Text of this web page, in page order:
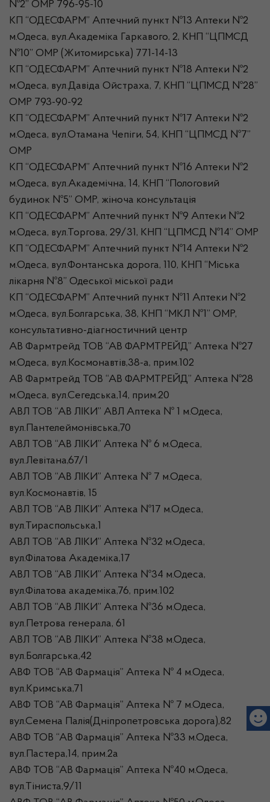
№2” ОМР 796-95-10
КП “ОДЕСФАРМ” Аптечний пункт №13 Аптеки №2
м.Одеса, вул.Академіка Гаркавого, 2, КНП “ЦПМСД
№10” ОМР (Житомирська) 771-14-13
КП “ОДЕСФАРМ” Аптечний пункт №18 Аптеки №2
м.Одеса, вул.Давіда Ойстраха, 7, КНП “ЦПМСД №28”
ОМР 793-90-92
КП “ОДЕСФАРМ” Аптечний пункт №17 Аптеки №2
м.Одеса, вул.Отамана Чепіги, 54, КНП “ЦПМСД №7”
ОМР
КП “ОДЕСФАРМ” Аптечний пункт №16 Аптеки №2
м.Одеса, вул.Академічна, 14, КНП “Пологовий
будинок №5” ОМР, жіноча консультація
КП “ОДЕСФАРМ” Аптечний пункт №9 Аптеки №2
м.Одеса, вул.Торгова, 29/31, КНП “ЦПМСД №14” ОМР
КП “ОДЕСФАРМ” Аптечний пункт №14 Аптеки №2
м.Одеса, вул.Фонтанська дорога, 110, КНП “Міська
лікарня №8” Одеської міської ради
КП “ОДЕСФАРМ” Аптечний пункт №11 Аптеки №2
м.Одеса, вул.Болгарська, 38, КНП “МКЛ №1” ОМР,
консультативно-діагностичний центр
АВ Фармтрейд ТОВ “АВ ФАРМТРЕЙД” Аптека №27
м.Одеса, вул.Космонавтів,38-а, прим.102
АВ Фармтрейд ТОВ “АВ ФАРМТРЕЙД” Аптека №28
м.Одеса, вул.Сегедська,14, прим.20
АВЛ ТОВ “АВ ЛІКИ” АВЛ Аптека № 1 м.Одеса,
вул.Пантелеймонівська,70
АВЛ ТОВ “АВ ЛІКИ” Аптека № 6 м.Одеса,
вул.Левітана,67/1
АВЛ ТОВ “АВ ЛІКИ” Аптека № 7 м.Одеса,
вул.Космонавтів, 15
АВЛ ТОВ “АВ ЛІКИ” Аптека №17 м.Одеса,
вул.Тираспольська,1
АВЛ ТОВ “АВ ЛІКИ” Аптека №32 м.Одеса,
вул.Філатова Академіка,17
АВЛ ТОВ “АВ ЛІКИ” Аптека №34 м.Одеса,
вул.Філатова академіка,76, прим.102
АВЛ ТОВ “АВ ЛІКИ” Аптека №36 м.Одеса,
вул.Петрова генерала, 61
АВЛ ТОВ “АВ ЛІКИ” Аптека №38 м.Одеса,
вул.Болгарська,42
АВФ ТОВ “АВ Фармація” Аптека № 4 м.Одеса,
вул.Кримська,71
АВФ ТОВ “АВ Фармація” Аптека № 7 м.Одеса,
вул.Семена Палія(Дніпропетровська дорога),82
АВФ ТОВ “АВ Фармація” Аптека №33 м.Одеса,
вул.Пастера,14, прим.2а
АВФ ТОВ “АВ Фармація” Аптека №40 м.Одеса,
вул.Тіниста,9/11